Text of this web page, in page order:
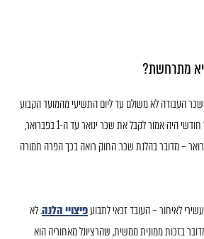
מתרחשת?
העבודה לא משולם עד ליום התשיעי מהמועד הקבוע
בחוק לתשלוםו. למשל, אם עובד חודשי היה אמור לקבל את שכר ינואר עד ה-1 בפברואר,
אותו עד ה-10 בפברואר – מדובר בהלנת שכר. החוק רואה בכך הפרה חמורה
לאיחור – העובד זכאי לתבועפיצויי הלנה. לא
בזכות ממונית ממשית, שהרציונל מאחוריה הוא